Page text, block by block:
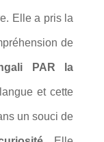
Elle a pris la
de
PAR la
et cette
un souci de